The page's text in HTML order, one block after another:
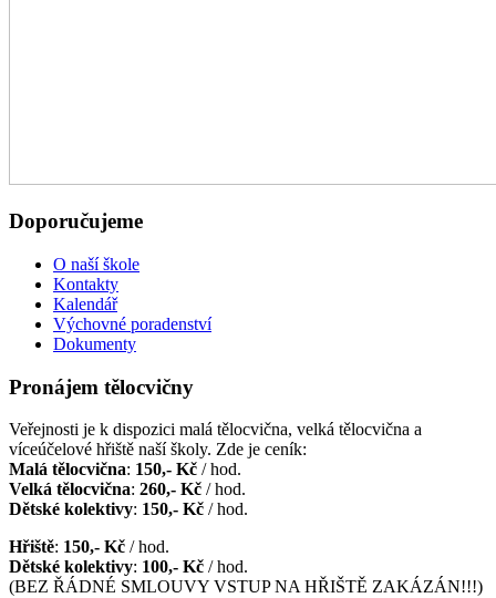
Doporučujeme
O naší škole
Kontakty
Kalendář
Výchovné poradenství
Dokumenty
Pronájem tělocvičny
Veřejnosti je k dispozici malá tělocvična, velká tělocvična a
víceúčelové hřiště naší školy. Zde je ceník:
Malá tělocvična: 150,- Kč / hod.
Velká tělocvična: 260,- Kč / hod.
Dětské kolektivy: 150,- Kč / hod.
Hřiště: 150,- Kč / hod.
Dětské kolektivy: 100,- Kč / hod.
(BEZ ŘÁDNÉ SMLOUVY VSTUP NA HŘIŠTĚ ZAKÁZÁN!!!)